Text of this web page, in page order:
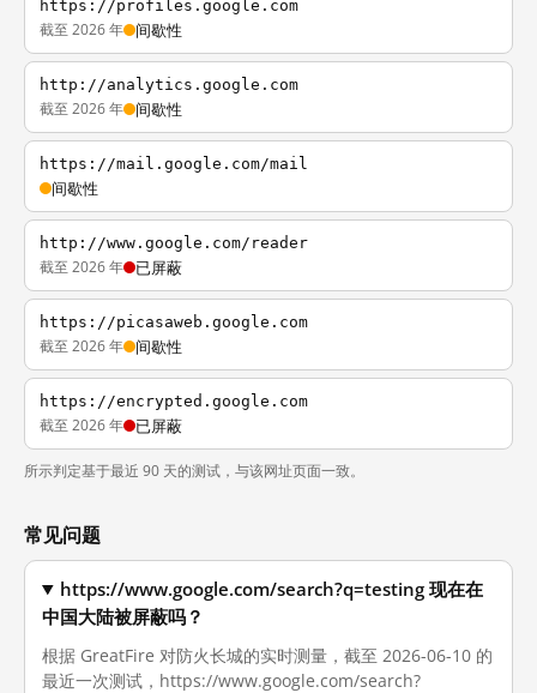
https://profiles.google.com
截至 2026 年 间歇性
http://analytics.google.com
截至 2026 年 间歇性
https://mail.google.com/mail
间歇性
http://www.google.com/reader
截至 2026 年 已屏蔽
https://picasaweb.google.com
截至 2026 年 间歇性
https://encrypted.google.com
截至 2026 年 已屏蔽
所示判定基于最近 90 天的测试，与该网址页面一致。
常见问题
https://www.google.com/search?q=testing 现在在
中国大陆被屏蔽吗？
根据 GreatFire 对防火长城的实时测量，截至 2026-06-10 的
最近一次测试，https://www.google.com/search?